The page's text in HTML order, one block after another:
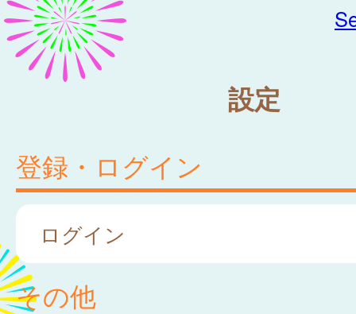
設定
登録・ログイン
ログイン
その他